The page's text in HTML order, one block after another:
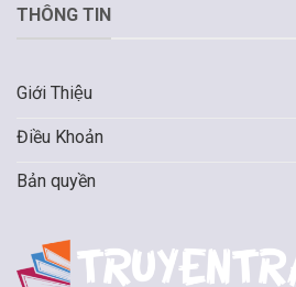
THÔNG TIN
Giới Thiệu
Điều Khoản
Bản quyền